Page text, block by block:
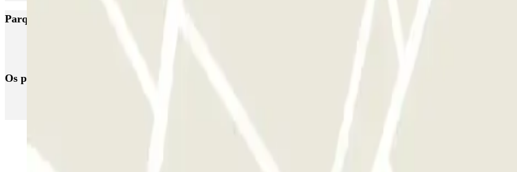
Parques de estacionamento com melhor classificação em Braga
Os parques de estacionamento